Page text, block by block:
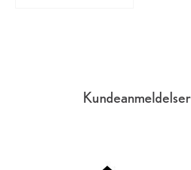
Kundeanmeldelser